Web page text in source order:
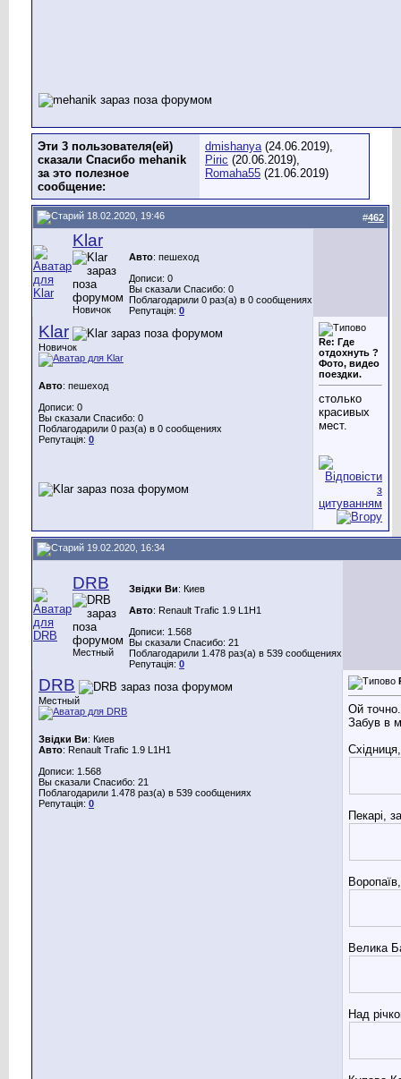
Эти 3 пользователя(ей)
сказали Спасибо mehanik
за это полезное
сообщение:
dmishanya (24.06.2019),
Piric (20.06.2019),
Romaha55 (21.06.2019)
18.02.2020, 19:46 #462
Klar
Новичок
Авто: пешеход
Дописи: 0
Вы сказали Спасибо: 0
Поблагодарили 0 раз(а) в 0 сообщениях
Репутація: 0
Klar
Новичок
Авто: пешеход
Дописи: 0
Вы сказали Спасибо: 0
Поблагодарили 0 раз(а) в 0 сообщениях
Репутація: 0
Re: Где
отдохнуть ?
Фото, видео
поездки.
столько
красивых
мест.
19.02.2020, 16:34
DRB
Местный
Звідки Ви: Киев
Авто: Renault Trafic 1.9 L1H1
Дописи: 1.568
Вы сказали Спасибо: 21
Поблагодарили 1.478 раз(а) в 539 сообщениях
Репутація: 0
DRB
Местный
Звідки Ви: Киев
Авто: Renault Trafic 1.9 L1H1
Дописи: 1.568
Вы сказали Спасибо: 21
Поблагодарили 1.478 раз(а) в 539 сообщениях
Репутація: 0
Ой
Забув в
Пекарі,
Велика
Над